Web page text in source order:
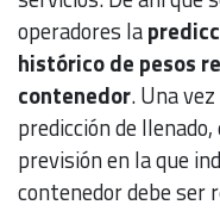
operadores la
histórico de pesos
contenedor. Una
predicción de
previsión en la que
contenedor debe ser